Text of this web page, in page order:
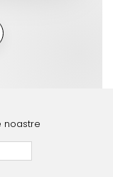
noastre